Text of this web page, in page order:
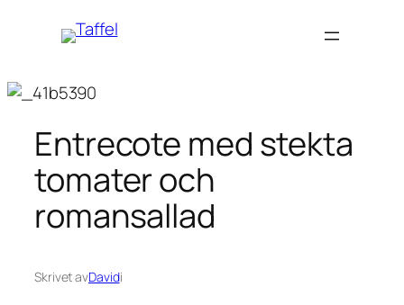
Entrecote med stekta
tomater och
romansallad
Skrivet avDavidi